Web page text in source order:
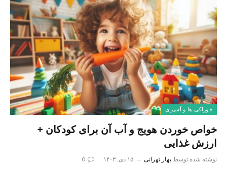
خوراکی ها و آشپزی
خواص خوردن هویج و آب آن برای کودکان +
ارزش غذایی
نوشته شده توسط بهار تهرانی ۱۵ دی, ۱۴۰۳ 0